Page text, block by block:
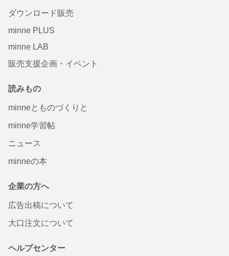
ダウンロード販売
minne PLUS
minne LAB
販売支援企画・イベント
読みもの
minneとものづくりと
minne学習帖
ニュース
minneの本
企業の方へ
広告出稿について
大口注文について
ヘルプセンター